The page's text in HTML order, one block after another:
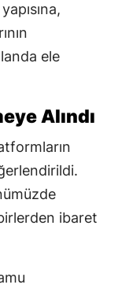
ele
Alındı
ibaret